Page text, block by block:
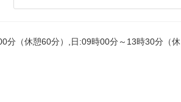
分（休憩60分）,日:09時00分～13時30分（休